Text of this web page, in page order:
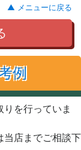
▲ メニューに戻る
例
を行っていま
当店までご相談下